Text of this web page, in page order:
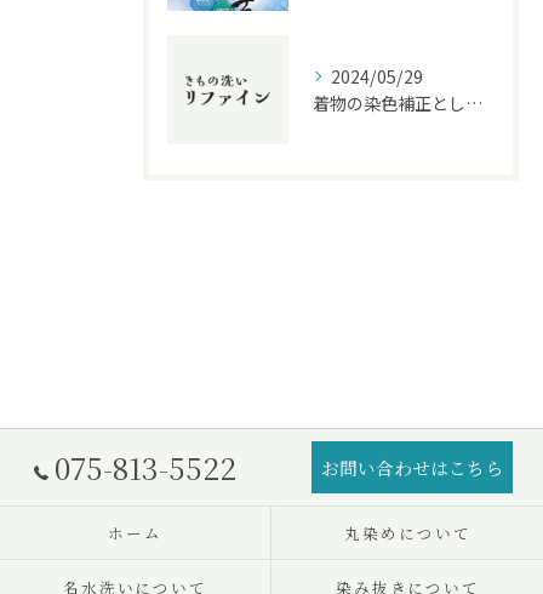
2024/05/29
着物の染色補正としみ・色補正の違いを解説！クリーニング業界に精通したプロがおすすめする方法とは？
075-813-5522 お問い合わせはこちら
ホーム 丸染めについて
名水洗いについて 染み抜きについて